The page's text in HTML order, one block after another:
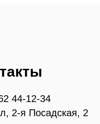
44-12-34
2-я Посадская, 2